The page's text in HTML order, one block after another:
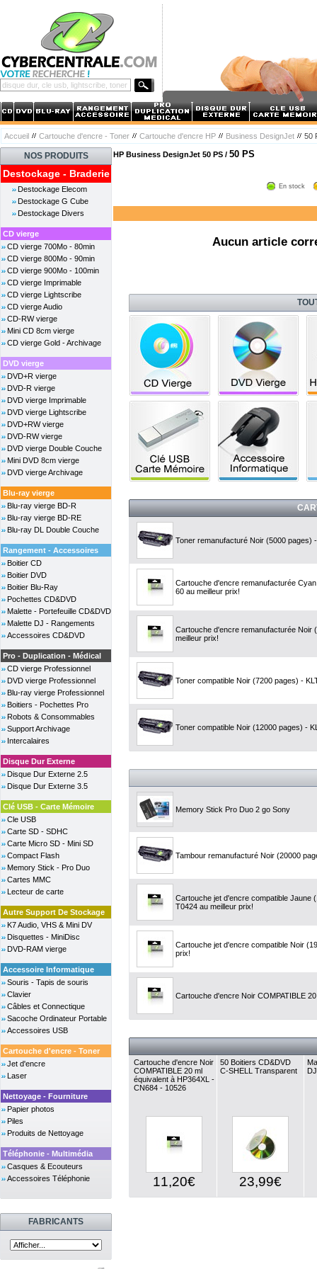
Accueil Cartouche d'encre - Toner Cartouche d'encre HP Business DesignJet 50
NOS PRODUITS
Destockage - Braderie
Destockage Elecom
Destockage G Cube
Destockage Divers
CD vierge
CD vierge 700Mo - 80min
CD vierge 800Mo - 90min
CD vierge 900Mo - 100min
CD vierge Imprimable
CD vierge Lightscribe
CD vierge Audio
CD-RW vierge
Mini CD 8cm vierge
CD vierge Gold - Archivage
DVD vierge
DVD+R vierge
DVD-R vierge
DVD vierge Imprimable
DVD vierge Lightscribe
DVD+RW vierge
DVD-RW vierge
DVD vierge Double Couche
Mini DVD 8cm vierge
DVD vierge Archivage
Blu-ray vierge
Blu-ray vierge BD-R
Blu-ray vierge BD-RE
Blu-ray DL Double Couche
Rangement - Accessoires
Boitier CD
Boitier DVD
Boitier Blu-Ray
Pochettes CD&DVD
Malette - Portefeuille CD&DVD
Malette DJ - Rangements
Accessoires CD&DVD
Pro - Duplication - Médical
CD vierge Professionnel
DVD vierge Professionnel
Blu-ray vierge Professionnel
Boitiers - Pochettes Pro
Robots & Consommables
Support Archivage
Intercalaires
Disque Dur Externe
Disque Dur Externe 2.5
Disque Dur Externe 3.5
Clé USB - Carte Mémoire
Cle USB
Carte SD - SDHC
Carte Micro SD - Mini SD
Compact Flash
Memory Stick - Pro Duo
Cartes MMC
Lecteur de carte
Autre Support De Stockage
K7 Audio, VHS & Mini DV
Disquettes - MiniDisc
DVD-RAM vierge
Accessoire Informatique
Souris - Tapis de souris
Clavier
Câbles et Connectique
Sacoche Ordinateur Portable
Accessoires USB
Cartouche d'encre - Toner
Jet d'encre
Laser
Nettoyage - Fourniture
Papier photos
Piles
Produits de Nettoyage
Téléphonie - Multimédia
Casques & Ecouteurs
Accessoires Téléphonie
FABRICANTS
HP Business DesignJet 50 PS / 50 PS
En stock
Aucun article
Toner remanufacturé Noir (5000 pages)
Cartouche d'encre remanufacturée
60 au meilleur prix!
Cartouche d'encre remanufacturée Noir
meilleur prix!
Toner compatible Noir (7200 pages) -
Toner compatible Noir (12000 pages) -
Memory Stick Pro Duo 2 go Sony
Tambour remanufacturé Noir (20000
Cartouche jet d'encre compatible Jaune
T0424 au meilleur prix!
Cartouche jet d'encre compatible Noir
prix!
Cartouche d'encre Noir COMPATIBLE
Cartouche d'encre Noir
COMPATIBLE 20 ml
équivalent à HP364XL -
CN684 - 10526
11,20€
50 Boitiers CD&DVD
C-SHELL Transparent
23,99€